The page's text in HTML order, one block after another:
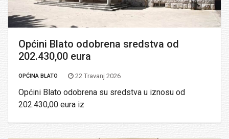
Općini Blato odobrena sredstva od
202.430,00 eura
OPĆINA BLATO 22 Travanj 2026
Općini Blato odobrena su sredstva u iznosu od
202.430,00 eura iz